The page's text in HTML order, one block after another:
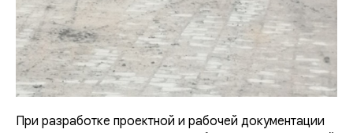
При разработке проектной и рабочей документации